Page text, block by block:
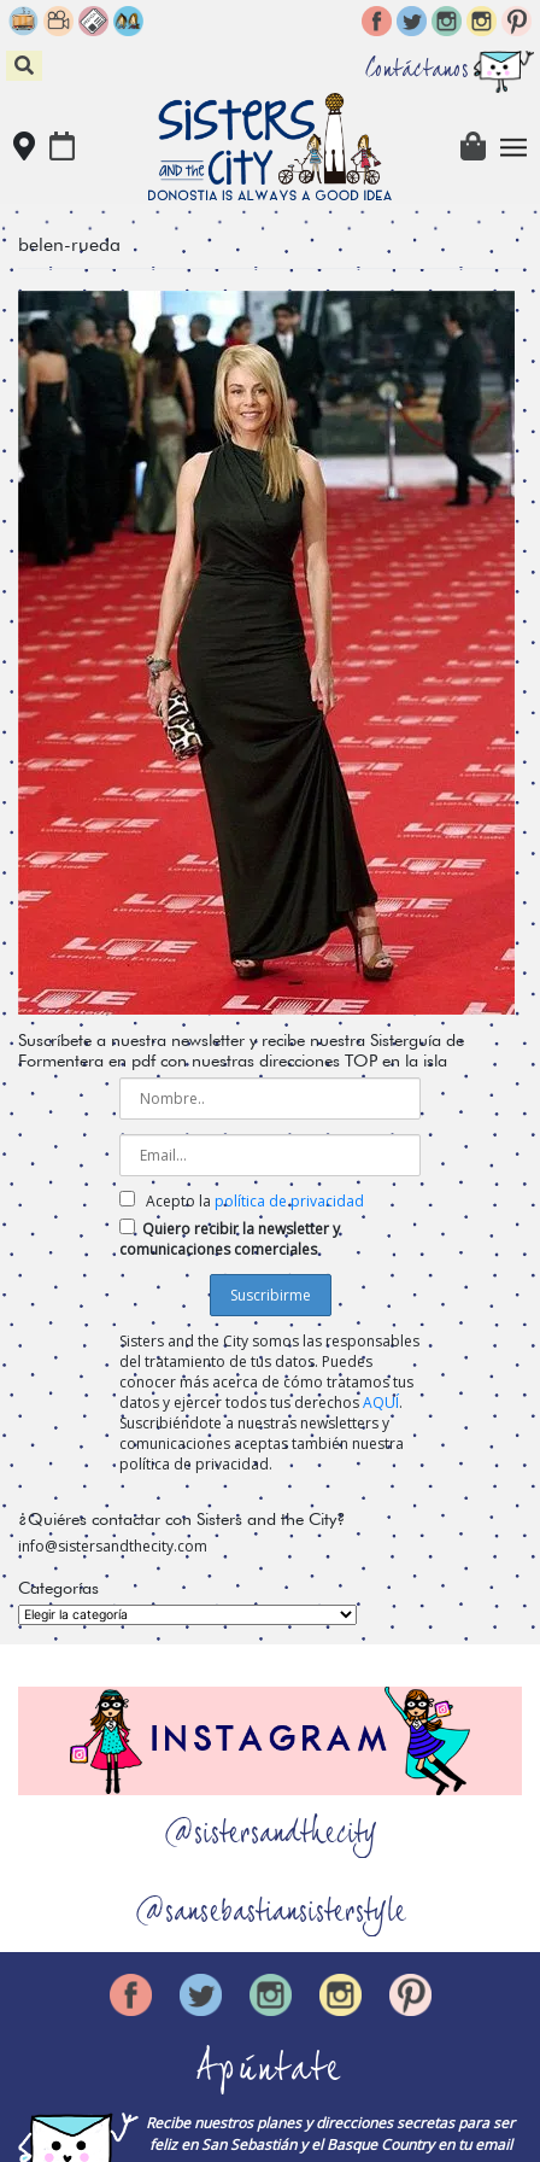
Skip
to
content
Contáctanos
belen-rueda
Suscríbete a nuestra newsletter y recibe nuestra Sisterguía de
Formentera en pdf con nuestras direcciones TOP en la isla
Acepto la política de privacidad
Quiero recibir la newsletter y
comunicaciones comerciales
Sisters and the City somos las responsables
del tratamiento de tus datos. Puedes
conocer más acerca de cómo tratamos tus
datos y ejercer todos tus derechosAQUÍ.
Suscribiéndote a nuestras newsletters y
comunicaciones aceptas también nuestra
política de privacidad.
¿Quiéres contactar con Sisters and the City?
info@sistersandthecity.com
Categorías
Categorías
@sistersandthecity
@sansebastiansisterstyle
Apúntate
Recibe nuestros planes y direcciones secretas para ser
feliz en San Sebastián y el Basque Country en tu email